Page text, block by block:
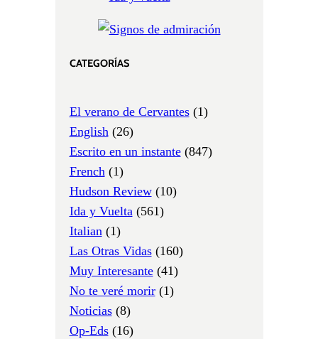
CATEGORÍAS
El verano de Cervantes(1)
English(26)
Escrito en un instante(847)
French(1)
Hudson Review(10)
Ida y Vuelta(561)
Italian(1)
Las Otras Vidas(160)
Muy Interesante(41)
No te veré morir(1)
Noticias(8)
Op-Eds(16)